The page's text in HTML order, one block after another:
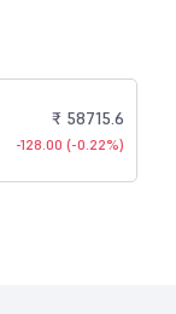
₹ 58715.6
-128.00 (-0.22%)